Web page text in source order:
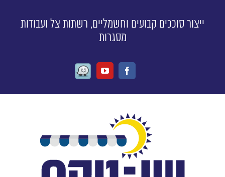
ייצור סוככים קבועים וחשמליים, רשתות צל ועבודות
מסגרות
Facebook
Youtube
Waze